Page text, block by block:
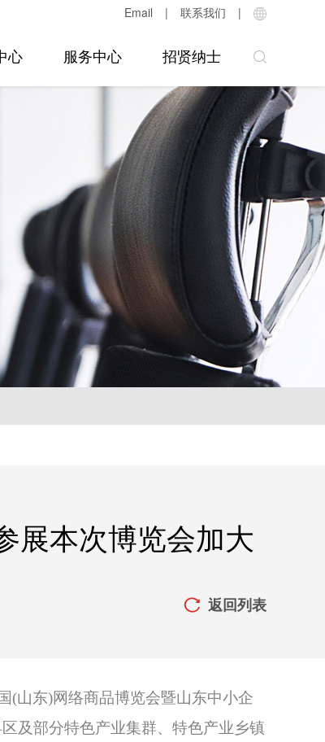
|
联系我们
|
Email
心 服务中心 招贤纳士
展本次博览会加大
 返回列表
(山东)网络商品博览会暨山东中小企
及部分特色产业集群、特色产业乡镇